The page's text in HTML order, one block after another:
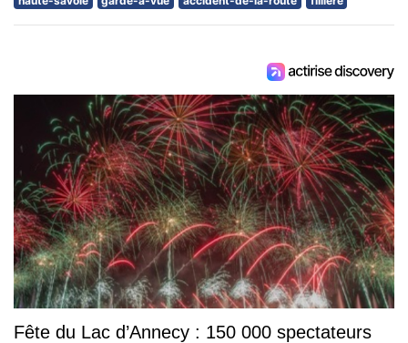
Fête du Lac d’Annecy : 150 000 spectateurs